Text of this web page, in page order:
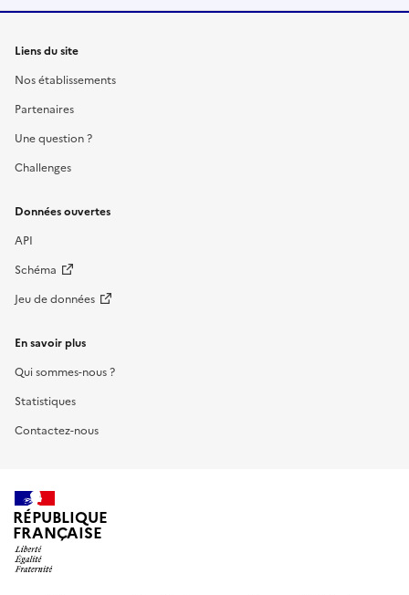
Liens du site
Nos établissements
Partenaires
Une question ?
Challenges
Données ouvertes
API
Schéma
Jeu de données
En savoir plus
Qui sommes-nous ?
Statistiques
Contactez-nous
RÉPUBLIQUE
FRANÇAISE